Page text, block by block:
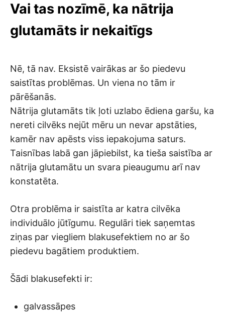
Vai tas nozīmē, ka nātrija
glutamāts ir nekaitīgs
Nē, tā nav. Eksistē vairākas ar šo piedevu
saistītas problēmas. Un viena no tām ir
pārēšanās.
Nātrija glutamāts tik ļoti uzlabo ēdiena garšu, ka
nereti cilvēks nejūt mēru un nevar apstāties,
kamēr nav apēsts viss iepakojuma saturs.
Taisnības labā gan jāpiebilst, ka tieša saistība ar
nātrija glutamātu un svara pieaugumu arī nav
konstatēta.
Otra problēma ir saistīta ar katra cilvēka
individuālo jūtīgumu. Regulāri tiek saņemtas
ziņas par viegliem blakusefektiem no ar šo
piedevu bagātiem produktiem.
Šādi blakusefekti ir:
galvassāpes